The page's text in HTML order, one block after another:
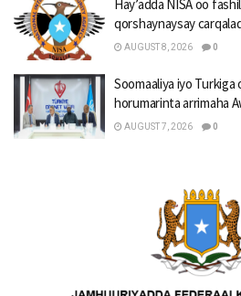
Hay’adda NISA oo
qorshaynaysay
AUGUST 8, 2026 0
Soomaaliya iyo Turkiga
horumarinta arrimaha
AUGUST 7, 2026 0